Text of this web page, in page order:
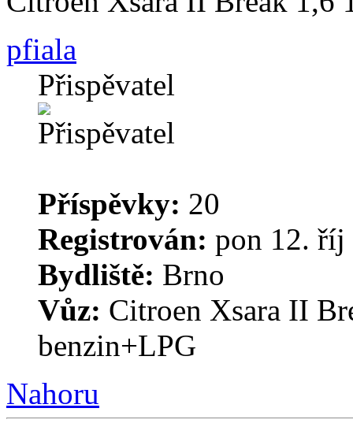
pfiala
Přispěvatel
Příspěvky: 20
Registrován: pon 12. říj
Bydliště: Brno
Vůz: Citroen Xsara II
benzin+LPG
Nahoru